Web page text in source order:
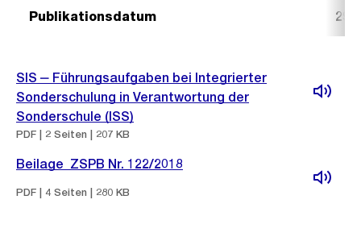
Publikationsdatum 29.
SIS ‒ Führungsaufgaben bei Integrierter
Sonderschulung in Verantwortung der
Sonderschule (ISS)
PDF | 2 Seiten | 207 KB
Beilage_ZSPB Nr. 122/2018
PDF | 4 Seiten | 280 KB